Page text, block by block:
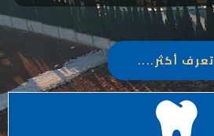
تعرف أكثر....